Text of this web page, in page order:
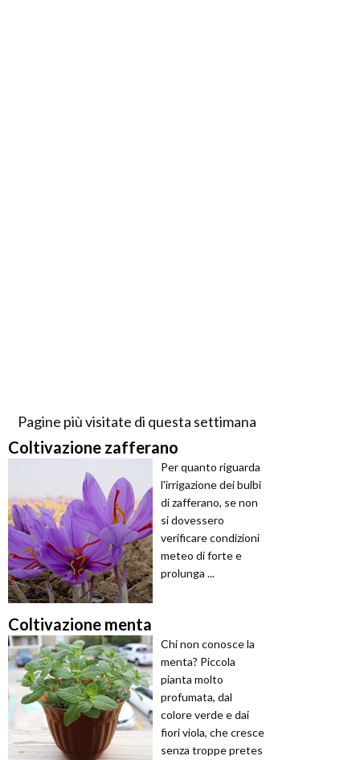
Pagine più visitate di questa settimana
Coltivazione zafferano
Per quanto riguarda
l'irrigazione dei bulbi
di zafferano, se non
si dovessero
verificare condizioni
meteo di forte e
prolunga ...
Coltivazione menta
Chi non conosce la
menta? Piccola
pianta molto
profumata, dal
colore verde e dai
fiori viola, che cresce
senza troppe pretes